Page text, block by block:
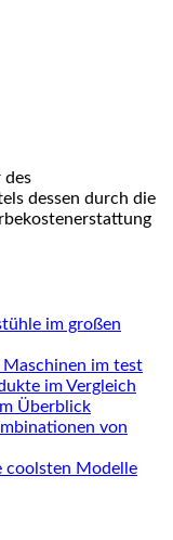
des
dessen durch die
im großen
im test
im Vergleich
Überblick
von
coolsten Modelle